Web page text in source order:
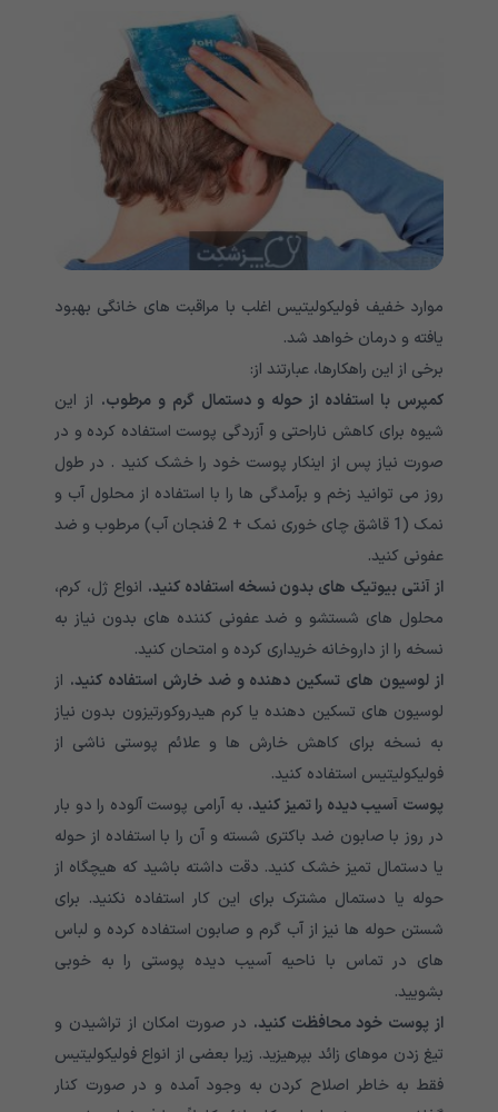
موارد خفیف فولیکولیتیس اغلب با مراقبت های خانگی بهبود
یافته و درمان خواهد شد.
برخی از این راهکارها، عبارتند از:
کمپرس با استفاده از حوله و دستمال گرم و مرطوب. از این
شیوه برای کاهش ناراحتی و آزردگی پوست استفاده کرده و در
صورت نیاز پس از اینکار پوست خود را خشک کنید . در طول
روز می توانید زخم و برآمدگی ها را با استفاده از محلول آب و
نمک (1 قاشق چای خوری نمک + 2 فنجان آب) مرطوب و ضد
عفونی کنید.
از آنتی بیوتیک های بدون نسخه استفاده کنید. انواع ژل، کرم،
محلول های شستشو و ضد عفونی کننده های بدون نیاز به
نسخه را از داروخانه خریداری کرده و امتحان کنید.
از لوسیون های تسکین دهنده و ضد خارش استفاده کنید. از
لوسیون های تسکین دهنده یا کرم هیدروکورتیزون بدون نیاز
به نسخه برای کاهش خارش ها و علائم پوستی ناشی از
فولیکولیتیس استفاده کنید.
پوست آسیب دیده را تمیز کنید. به آرامی پوست آلوده را دو بار
در روز با صابون ضد باکتری شسته و آن را با استفاده از حوله
یا دستمال تمیز خشک کنید. دقت داشته باشید که هیچگاه از
حوله یا دستمال مشترک برای این کار استفاده نکنید. برای
شستن حوله ها نیز از آب گرم و صابون استفاده کرده و لباس
های در تماس با ناحیه آسیب دیده پوستی را به خوبی
بشویید.
از پوست خود محافظت کنید. در صورت امکان از تراشیدن و
تیغ زدن موهای زائد بپرهیزید. زیرا بعضی از انواع فولیکولیتیس
فقط به خاطر اصلاح کردن به وجود آمده و در صورت کنار